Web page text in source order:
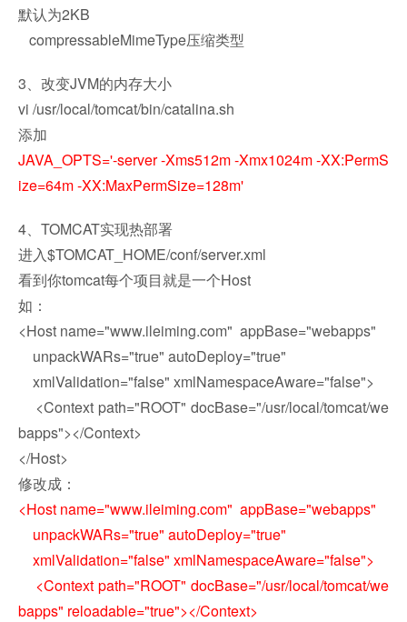
默认为2KB
compressableMimeType压缩类型
3、改变JVM的内存大小
vi /usr/local/tomcat/bin/catalina.sh
添加
JAVA_OPTS='-server -Xms512m -Xmx1024m -XX:PermS
ize=64m -XX:MaxPermSize=128m'
4、TOMCAT实现热部署
进入$TOMCAT_HOME/conf/server.xml
看到你tomcat每个项目就是一个Host
如：
<Host name="www.ileiming.com" appBase="webapps"
unpackWARs="true" autoDeploy="true"
xmlValidation="false" xmlNamespaceAware="false">
<Context path="ROOT" docBase="/usr/local/tomcat/we
bapps"></Context>
</Host>
修改成：
<Host name="www.ileiming.com" appBase="webapps"
unpackWARs="true" autoDeploy="true"
xmlValidation="false" xmlNamespaceAware="false">
<Context path="ROOT" docBase="/usr/local/tomcat/we
bapps" reloadable="true"></Context>